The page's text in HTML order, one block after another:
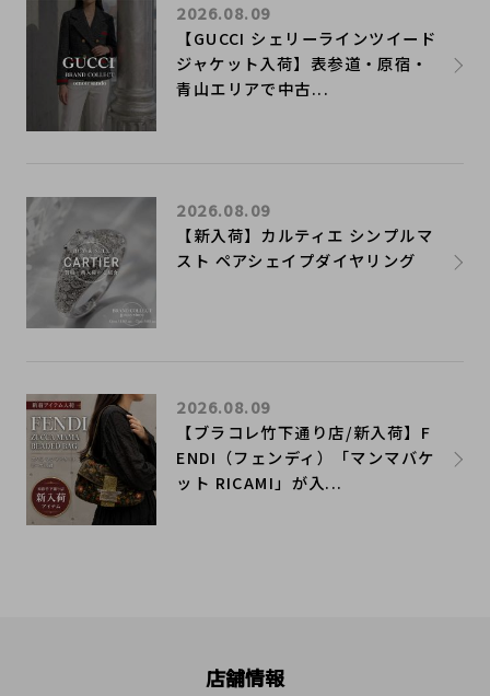
【GUCCI シェリーラインツイード
ジャケット入荷】表参道・原宿・
青山エリアで中古...
2026.08.09
【新入荷】カルティエ シンプルマ
スト ペアシェイプダイヤリング
2026.08.09
【ブラコレ竹下通り店/新入荷】F
ENDI（フェンディ）「マンマバケ
ット RICAMI」が入...
2026.08.09
店舗情報